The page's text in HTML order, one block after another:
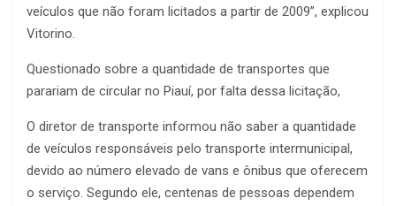
veículos que não foram licitados a partir de 2009”, explicou
Vitorino.
Questionado sobre a quantidade de transportes que
parariam de circular no Piauí, por falta dessa licitação,
O diretor de transporte informou não saber a quantidade
de veículos responsáveis pelo transporte intermunicipal,
devido ao número elevado de vans e ônibus que oferecem
o serviço. Segundo ele, centenas de pessoas dependem